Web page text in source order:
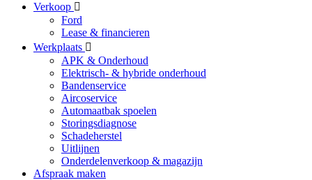
Verkoop
Ford
Lease & financieren
Werkplaats
APK & Onderhoud
Elektrisch- & hybride onderhoud
Bandenservice
Aircoservice
Automaatbak spoelen
Storingsdiagnose
Schadeherstel
Uitlijnen
Onderdelenverkoop & magazijn
Afspraak maken